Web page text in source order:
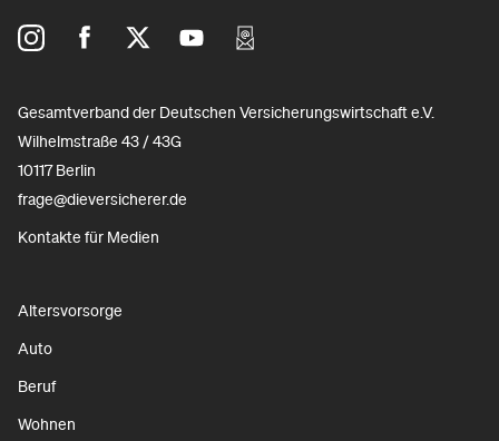
Gesamtverband der Deutschen Versicherungswirtschaft e.V.
Wilhelmstraße 43 / 43G
10117 Berlin
frage@dieversicherer.de
Kontakte für Medien
Altersvorsorge
Auto
Beruf
Wohnen